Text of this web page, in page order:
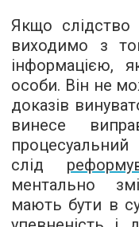
Якщо
виходимо з
інформацією,
особи. Він не
доказів
винесе
процесуальний
слід
ментально
мають бути в